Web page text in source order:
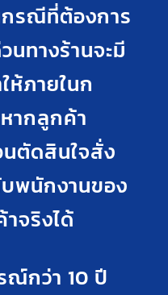
รณีที่ต้องการ
นทางร้านจะมี
ห้ภายในก
ากลูกค้า
ตัดสินใจสั่ง
พนักงานของ
จริงได้
กว่า 10 ปี